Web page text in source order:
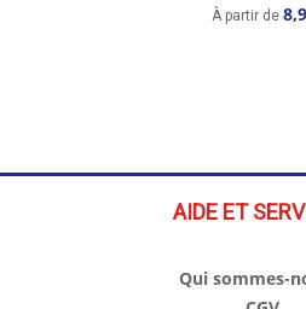
À partir de
AIDE ET
Qui sommes-